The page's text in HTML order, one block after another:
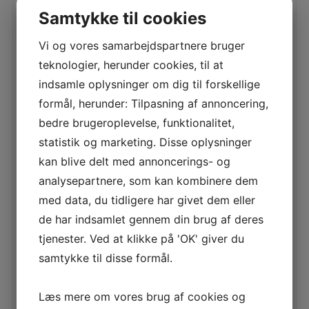
Relaterede varer
NETPRIS
Husqvarna Kniv til
Combi 94 cm
Bio/bagudkaster kniv,
360mm til
Combi/CombiClip 94
5796525-10 Tidligere
varenumre: 57965250
169,00 kr.
LÆS MERE
NETPRIS
HUSQVARNA TRAILER
PROFI
Husqvarna Trailer Profi
Husqvarna Trailer
Profi: Kraftig trailer med
oplukkelig bagklap for nem
6.039,00 kr.
LÆS MERE
NETPRIS NETPRIS
Samtykke til cookies
Vi og vores samarbejdspartnere bruger
teknologier, herunder cookies, til at
indsamle oplysninger om dig til forskellige
formål, herunder: Tilpasning af annoncering,
bedre brugeroplevelse, funktionalitet,
statistik og marketing. Disse oplysninger
kan blive delt med annoncerings- og
analysepartnere, som kan kombinere dem
med data, du tidligere har givet dem eller
de har indsamlet gennem din brug af deres
tjenester. Ved at klikke på 'OK' giver du
samtykke til disse formål.
Læs mere om vores brug af cookies og